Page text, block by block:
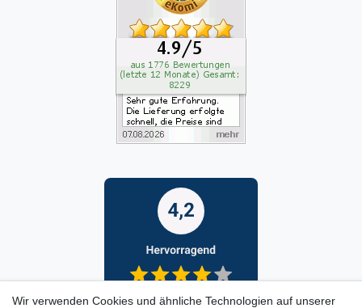
Wir verwenden Cookies und ähnliche Technologien auf unserer